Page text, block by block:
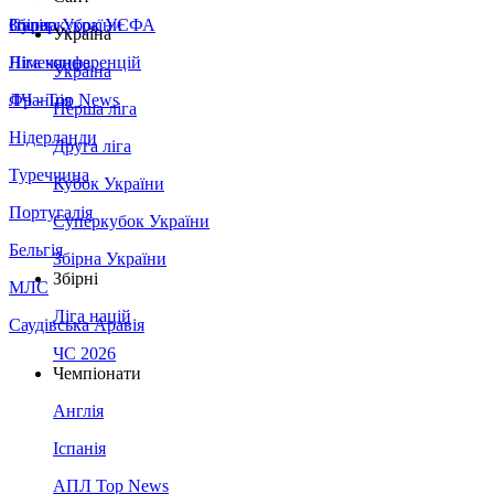
Збірна України
Італія
Німеччина
Франція
Нідерланди
Туреччина
Португалія
Бельгія
МЛС
Саудівська Аравія
Суперкубок УЄФА
Ліга конференцій
ЛЧ - Top News
Україна
Україна
Перша ліга
Друга ліга
Кубок України
Суперкубок України
Збірна України
Збірні
Ліга націй
ЧС 2026
Чемпіонати
Англія
Іспанія
АПЛ Top News